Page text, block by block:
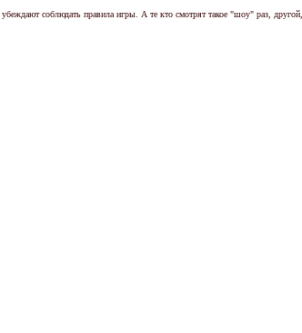
соблюдать правила игры. А те кто смотрят такое "шоу" раз,